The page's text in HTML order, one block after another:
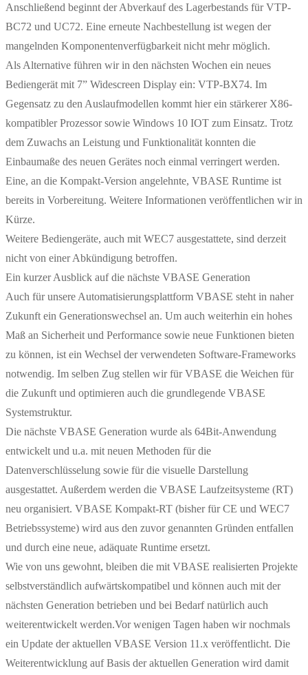
Anschließend beginnt der Abverkauf des Lagerbestands für VTP-
BC72 und UC72. Eine erneute Nachbestellung ist wegen der
mangelnden Komponentenverfügbarkeit nicht mehr möglich.
Als Alternative führen wir in den nächsten Wochen ein neues
Bediengerät mit 7” Widescreen Display ein: VTP-BX74. Im
Gegensatz zu den Auslaufmodellen kommt hier ein stärkerer X86-
kompatibler Prozessor sowie Windows 10 IOT zum Einsatz. Trotz
dem Zuwachs an Leistung und Funktionalität konnten die
Einbaumaße des neuen Gerätes noch einmal verringert werden.
Eine, an die Kompakt-Version angelehnte, VBASE Runtime ist
bereits in Vorbereitung. Weitere Informationen veröffentlichen wir in
Kürze.
Weitere Bediengeräte, auch mit WEC7 ausgestattete, sind derzeit
nicht von einer Abkündigung betroffen.
Ein kurzer Ausblick auf die nächste VBASE Generation
Auch für unsere Automatisierungsplattform VBASE steht in naher
Zukunft ein Generationswechsel an. Um auch weiterhin ein hohes
Maß an Sicherheit und Performance sowie neue Funktionen bieten
zu können, ist ein Wechsel der verwendeten Software-Frameworks
notwendig. Im selben Zug stellen wir für VBASE die Weichen für
die Zukunft und optimieren auch die grundlegende VBASE
Systemstruktur.
Die nächste VBASE Generation wurde als 64Bit-Anwendung
entwickelt und u.a. mit neuen Methoden für die
Datenverschlüsselung sowie für die visuelle Darstellung
ausgestattet. Außerdem werden die VBASE Laufzeitsysteme (RT)
neu organisiert. VBASE Kompakt-RT (bisher für CE und WEC7
Betriebssysteme) wird aus den zuvor genannten Gründen entfallen
und durch eine neue, adäquate Runtime ersetzt.
Wie von uns gewohnt, bleiben die mit VBASE realisierten Projekte
selbstverständlich aufwärtskompatibel und können auch mit der
nächsten Generation betrieben und bei Bedarf natürlich auch
weiterentwickelt werden.Vor wenigen Tagen haben wir nochmals
ein Update der aktuellen VBASE Version 11.x veröffentlicht. Die
Weiterentwicklung auf Basis der aktuellen Generation wird damit